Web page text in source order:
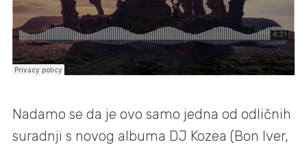
Nadamo se da je ovo samo jedna od odličnih
suradnji s novog albuma DJ Kozea (Bon Iver,